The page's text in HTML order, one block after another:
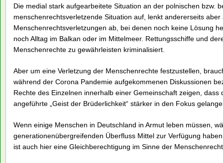
Die medial stark aufgearbeitete Situation an der polnischen bzw.
menschenrechtsverletzende Situation auf, lenkt andererseits
Menschenrechtsverletzungen ab, bei denen noch keine Lösung
noch Alltag im Balkan oder im Mittelmeer. Rettungsschiffe und
Menschenrechte zu gewährleisten kriminalisiert.
Aber um eine Verletzung der Menschenrechte festzustellen,
während der Corona Pandemie aufgekommenen Diskussionen
Rechte des Einzelnen innerhalb einer Gemeinschaft zeigen,
angeführte „Geist der Brüderlichkeit“ stärker in den Fokus
Wenn einige Menschen in Deutschland in Armut leben müssen,
generationenübergreifenden Überfluss Mittel zur Verfügung
ist auch hier eine Gleichberechtigung im Sinne der